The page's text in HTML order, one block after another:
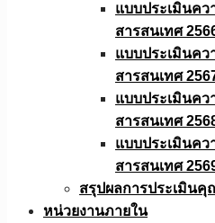
แบบประเมินคว
สารสนเทศ
แบบประเมินคว
สารสนเทศ
แบบประเมินคว
สารสนเทศ
แบบประเมินคว
สารสนเทศ
สรุปผลการประเมินคุ
หน่วยงานภายใน